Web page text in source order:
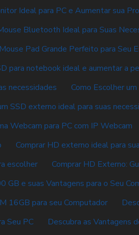
Ideal para PC e Aumentar sua
Bluetooth Ideal para Suas
Pad Grande Perfeito para Seu
para notebook ideal e aumentar a
necessidades
Como Escolher
SSD externo ideal para suas
Webcam para PC com IP Webcam
Comprar HD externo ideal para
escolher
Comprar HD Externo:
GB e suas Vantagens para o Seu
16GB para seu Computador
Seu PC
Descubra as Vantagens